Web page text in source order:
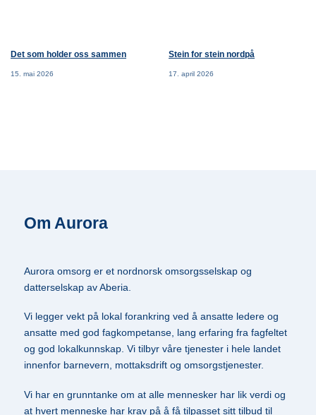
Det som holder oss sammen
15. mai 2026
Stein for stein nordpå
17. april 2026
Om Aurora
Aurora omsorg er et nordnorsk omsorgsselskap og
datterselskap av Aberia.
Vi legger vekt på lokal forankring ved å ansatte ledere og
ansatte med god fagkompetanse, lang erfaring fra fagfeltet
og god lokalkunnskap. Vi tilbyr våre tjenester i hele landet
innenfor barnevern, mottaksdrift og omsorgstjenester.
Vi har en grunntanke om at alle mennesker har lik verdi og
at hvert menneske har krav på å få tilpasset sitt tilbud til